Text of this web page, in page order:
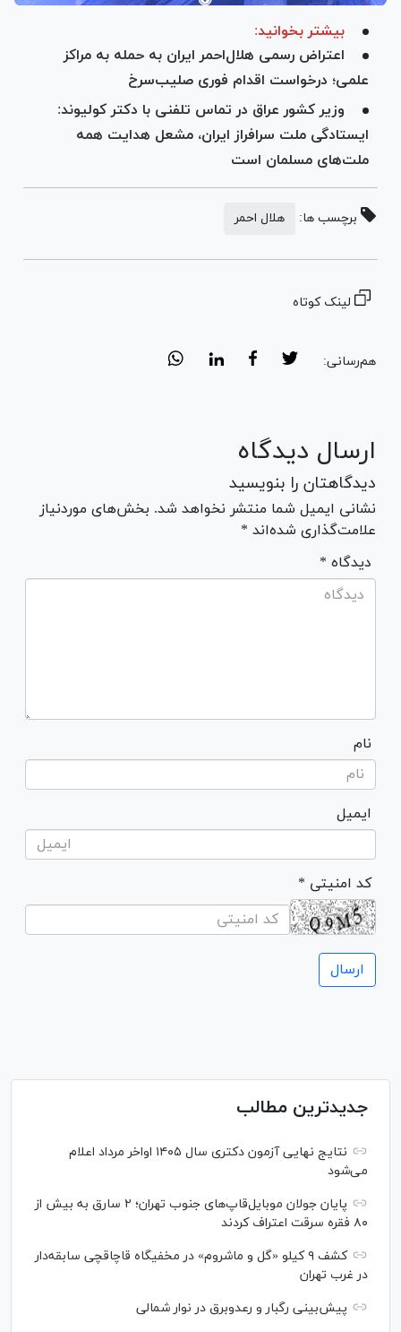
بیشتر بخوانید:
اعتراض رسمی هلال‌احمر ایران به حمله به مراکز
علمی؛ درخواست اقدام فوری صلیب‌سرخ
وزیر کشور عراق در تماس تلفنی با دکتر کولیوند:
ایستادگی ملت سرافراز ایران، مشعل هدایت همه
ملت‌های مسلمان است
برچسب ها: هلال احمر
لینک کوتاه
هم‌رسانی:
ارسال دیدگاه
دیدگاهتان را بنویسید
نشانی ایمیل شما منتشر نخواهد شد. بخش‌های موردنیاز
علامت‌گذاری شده‌اند *
* دیدگاه
نام
ایمیل
* کد امنیتی
جدیدترین مطالب
نتایج نهایی آزمون دکتری سال ۱۴۰۵ اواخر مرداد اعلام
می‌شود
پایان جولان موبایل‌قاپ‌های جنوب تهران؛ ۲ سارق به بیش از
۸۰ فقره سرقت اعتراف کردند
کشف ۹ کیلو «گل و ماشروم» در مخفیگاه قاچاقچی سابقه‌دار
در غرب تهران
پیش‌بینی رگبار و رعدوبرق در نوار شمالی